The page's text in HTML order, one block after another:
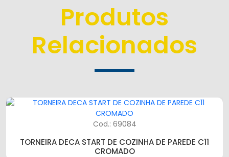
Produtos
Relacionados
Cod.: 69084
TORNEIRA DECA START DE COZINHA DE PAREDE C11
CROMADO